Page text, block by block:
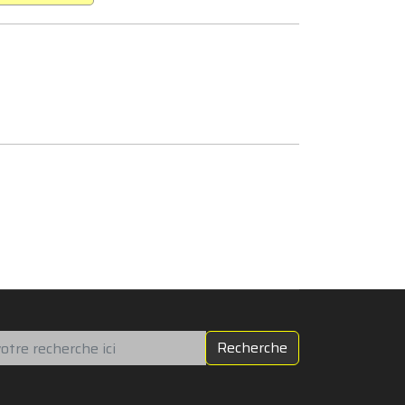
Recherche